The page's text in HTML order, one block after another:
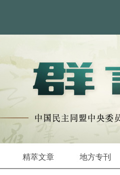
精萃文章 地方专刊